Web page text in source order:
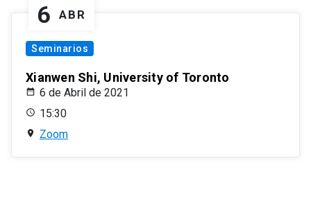
6 ABR
Seminarios
Xianwen Shi, University of Toronto
6 de Abril de 2021
15:30
Zoom